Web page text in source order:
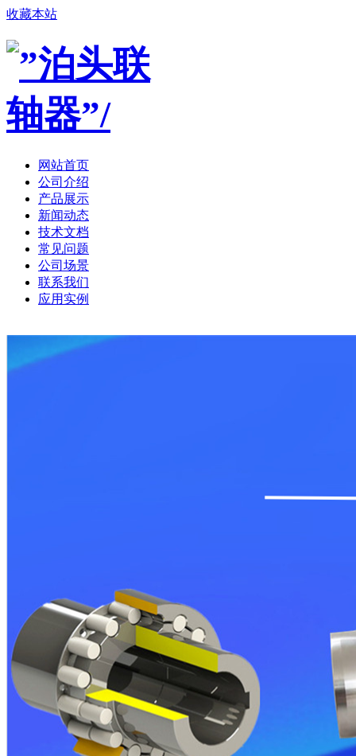
收藏本站
网站首页
公司介绍
产品展示
新闻动态
技术文档
常见问题
公司场景
联系我们
应用实例